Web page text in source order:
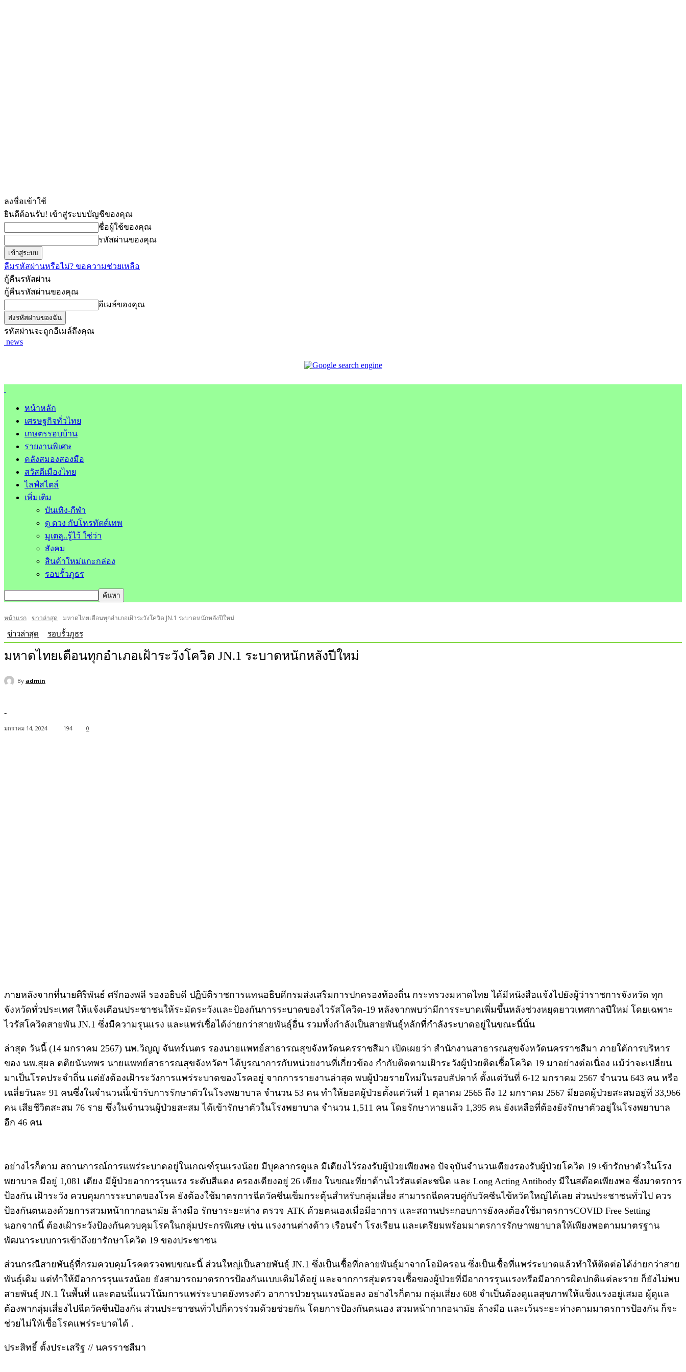
ลงชื่อเข้าใช้
ยินดีต้อนรับ! เข้าสู่ระบบบัญชีของคุณ
ชื่อผู้ใช้ของคุณ
รหัสผ่านของคุณ
ลืมรหัสผ่านหรือไม่? ขอความช่วยเหลือ
กู้คืนรหัสผ่าน
กู้คืนรหัสผ่านของคุณ
อีเมล์ของคุณ
รหัสผ่านจะถูกอีเมล์ถึงคุณ
news
หน้าหลัก
เศรษฐกิจทั่วไทย
เกษตรรอบบ้าน
รายงานพิเศษ
คลังสมองสองมือ
สวัสดีเมืองไทย
ไลฟ์สไตล์
เพิ่มเติม
บันเทิง-กีฬา
ดู ดวง กับโหรทัตต์เทพ
มูเตลู..รู้ไว้ ใช่ว่า
สังคม
สินค้าใหม่แกะกล่อง
รอบรั้วภูธร
หน้าแรก ข่าวล่าสุด มหาดไทยเตือนทุกอำเภอเฝ้าระวังโควิด JN.1 ระบาดหนักหลังปีใหม่
ข่าวล่าสุด รอบรั้วภูธร
มหาดไทยเตือนทุกอำเภอเฝ้าระวังโควิด JN.1 ระบาดหนักหลังปีใหม่
By admin
-
มกราคม 14, 2024 194 0
ภายหลังจากที่นายศิริพันธ์ ศรีกองพลี รองอธิบดี ปฏิบัติราชการแทนอธิบดีกรมส่งเสริมการปกครองท้องถิ่น กระทรวงมหาดไทย ได้มีหนังสือแจ้งไปยังผู้ว่าราชการจังหวัด ทุก
จังหวัดทั่วประเทศ ให้แจ้งเตือนประชาชนให้ระมัดระวังและป้องกันการระบาดของไวรัสโควิด-19 หลังจากพบว่ามีการระบาดเพิ่มขึ้นหลังช่วงหยุดยาวเทศกาลปีใหม่ โดยเฉพาะ
ไวรัสโควิดสายพัน JN.1 ซึ่งมีความรุนแรง และแพร่เชื้อได้ง่ายกว่าสายพันธุ์อื่น รวมทั้งกำลังเป็นสายพันธุ์หลักที่กำลังระบาดอยู่ในขณะนี้นั้น
ล่าสุด วันนี้ (14 มกราคม 2567) นพ.วิญญู จันทร์เนตร รองนายแพทย์สาธารณสุขจังหวัดนครราชสีมา เปิดเผยว่า สำนักงานสาธารณสุขจังหวัดนครราชสีมา ภายใต้การบริหาร
ของ นพ.สุผล ตติยนันทพร นายแพทย์สาธารณสุขจังหวัดฯ ได้บูรณาการกับหน่วยงานที่เกี่ยวข้อง กำกับติดตามเฝ้าระวังผู้ป่วยติดเชื้อโควิด 19 มาอย่างต่อเนื่อง แม้ว่าจะเปลี่ยน
มาเป็นโรคประจำถิ่น แต่ยังต้องเฝ้าระวังการแพร่ระบาดของโรคอยู่ จากการรายงานล่าสุด พบผู้ป่วยรายใหม่ในรอบสัปดาห์ ตั้งแต่วันที่ 6-12 มกราคม 2567 จำนวน 643 คน หรือ
เฉลี่ยวันละ 91 คนซึ่งในจำนวนนี้เข้ารับการรักษาตัวในโรงพยาบาล จำนวน 53 คน ทำให้ยอดผู้ป่วยตั้งแต่วันที่ 1 ตุลาคม 2565 ถึง 12 มกราคม 2567 มียอดผู้ป่วยสะสมอยู่ที่ 33,966
คน เสียชีวิตสะสม 76 ราย ซึ่งในจำนวนผู้ป่วยสะสม ได้เข้ารักษาตัวในโรงพยาบาล จำนวน 1,511 คน โดยรักษาหายแล้ว 1,395 คน ยังเหลือที่ต้องยังรักษาตัวอยู่ในโรงพยาบาล
อีก 46 คน
อย่างไรก็ตาม สถานการณ์การแพร่ระบาดอยู่ในเกณฑ์รุนแรงน้อย มีบุคลากรดูแล มีเตียงไว้รองรับผู้ป่วยเพียงพอ ปัจจุบันจำนวนเตียงรองรับผู้ป่วยโควิด 19 เข้ารักษาตัวในโรง
พยาบาล มีอยู่ 1,081 เตียง มีผู้ป่วยอาการรุนแรง ระดับสีแดง ครองเตียงอยู่ 26 เตียง ในขณะที่ยาต้านไวรัสแต่ละชนิด และ Long Acting Antibody มีในสต๊อคเพียงพอ ซึ่งมาตรการ
ป้องกัน เฝ้าระวัง ควบคุมการระบาดของโรค ยังต้องใช้มาตรการฉีดวัคซีนเข็มกระตุ้นสำหรับกลุ่มเสี่ยง สามารถฉีดควบคู่กับวัคซีนไข้หวัดใหญ่ได้เลย ส่วนประชาชนทั่วไป ควร
ป้องกันตนเองด้วยการสวมหน้ากากอนามัย ล้างมือ รักษาระยะห่าง ตรวจ ATK ด้วยตนเองเมื่อมีอาการ และสถานประกอบการยังคงต้องใช้มาตรการCOVID Free Setting
นอกจากนี้ ต้องเฝ้าระวังป้องกันควบคุมโรคในกลุ่มประกรพิเศษ เช่น แรงงานต่างด้าว เรือนจำ โรงเรียน และเตรียมพร้อมมาตรการรักษาพยาบาลให้เพียงพอตามมาตรฐาน
พัฒนาระบบการเข้าถึงยารักษาโควิด 19 ของประชาชน
ส่วนกรณีสายพันธุ์ที่กรมควบคุมโรคตรวจพบขณะนี้ ส่วนใหญ่เป็นสายพันธุ์ JN.1 ซึ่งเป็นเชื้อที่กลายพันธุ์มาจากโอมิครอน ซึ่งเป็นเชื้อที่แพร่ระบาดแล้วทำให้ติดต่อได้ง่ายกว่าสาย
พันธุ์เดิม แต่ทำให้มีอาการรุนแรงน้อย ยังสามารถมาตรการป้องกันแบบเดิมได้อยู่ และจากการสุ่มตรวจเชื้อของผู้ป่วยที่มีอาการรุนแรงหรือมีอาการผิดปกติแต่ละราย ก็ยังไม่พบ
สายพันธุ์ JN.1 ในพื้นที่ และตอนนี้แนวโน้มการแพร่ระบาดยังทรงตัว อาการป่วยรุนแรงน้อยลง อย่างไรก็ตาม กลุ่มเสี่ยง 608 จำเป็นต้องดูแลสุขภาพให้แข็งแรงอยู่เสมอ ผู้ดูแล
ต้องพากลุ่มเสี่ยงไปฉีดวัคซีนป้องกัน ส่วนประชาชนทั่วไปก็ควรร่วมด้วยช่วยกัน โดยการป้องกันตนเอง สวมหน้ากากอนามัย ล้างมือ และเว้นระยะห่างตามมาตรการป้องกัน ก็จะ
ช่วยไม่ให้เชื้อโรคแพร่ระบาดได้ .
ประสิทธิ์ ตั้งประเสริฐ // นครราชสีมา